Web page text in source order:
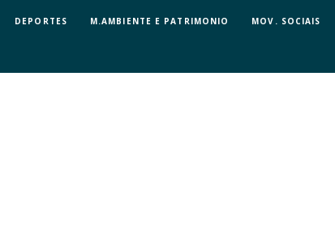
DEPORTES M.AMBIENTE E PATRIMONIO MOV. SOCIAIS